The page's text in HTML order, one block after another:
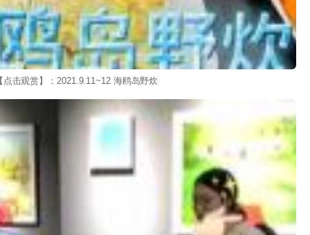
点击观赏】：2021.9.11~12 海鸥岛野炊